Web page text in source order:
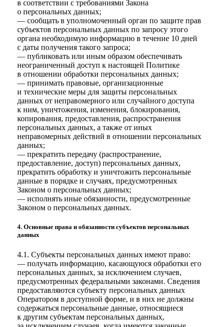
в соответствии с требованиями Закона
о персональных данных;
— сообщать в уполномоченный орган по защите прав
субъектов персональных данных по запросу этого
органа необходимую информацию в течение 10 дней
с даты получения такого запроса;
— публиковать или иным образом обеспечивать
неограниченный доступ к настоящей Политике
в отношении обработки персональных данных;
— принимать правовые, организационные
и технические меры для защиты персональных
данных от неправомерного или случайного доступа
к ним, уничтожения, изменения, блокирования,
копирования, предоставления, распространения
персональных данных, а также от иных
неправомерных действий в отношении персональных
данных;
— прекратить передачу (распространение,
предоставление, доступ) персональных данных,
прекратить обработку и уничтожить персональные
данные в порядке и случаях, предусмотренных
Законом о персональных данных;
— исполнять иные обязанности, предусмотренные
Законом о персональных данных.
4. Основные права и обязанности субъектов персональных
данных
4.1. Субъекты персональных данных имеют право:
— получать информацию, касающуюся обработки его
персональных данных, за исключением случаев,
предусмотренных федеральными законами. Сведения
предоставляются субъекту персональных данных
Оператором в доступной форме, и в них не должны
содержаться персональные данные, относящиеся
к другим субъектам персональных данных,